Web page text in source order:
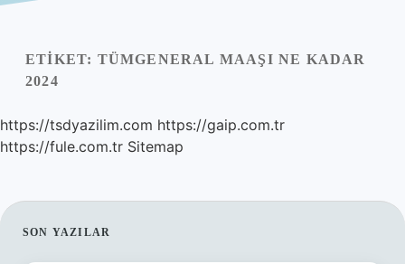
Yasal Uyarı
ETIKET: TÜMGENERAL MAAŞI NE KADAR
2024
https://tsdyazilim.com https://gaip.com.tr
https://fule.com.tr Sitemap
SIDEBAR
SON YAZILAR